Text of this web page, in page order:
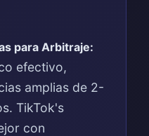
para Arbitraje:
efectivo,
amplias de 2-
TikTok's
con